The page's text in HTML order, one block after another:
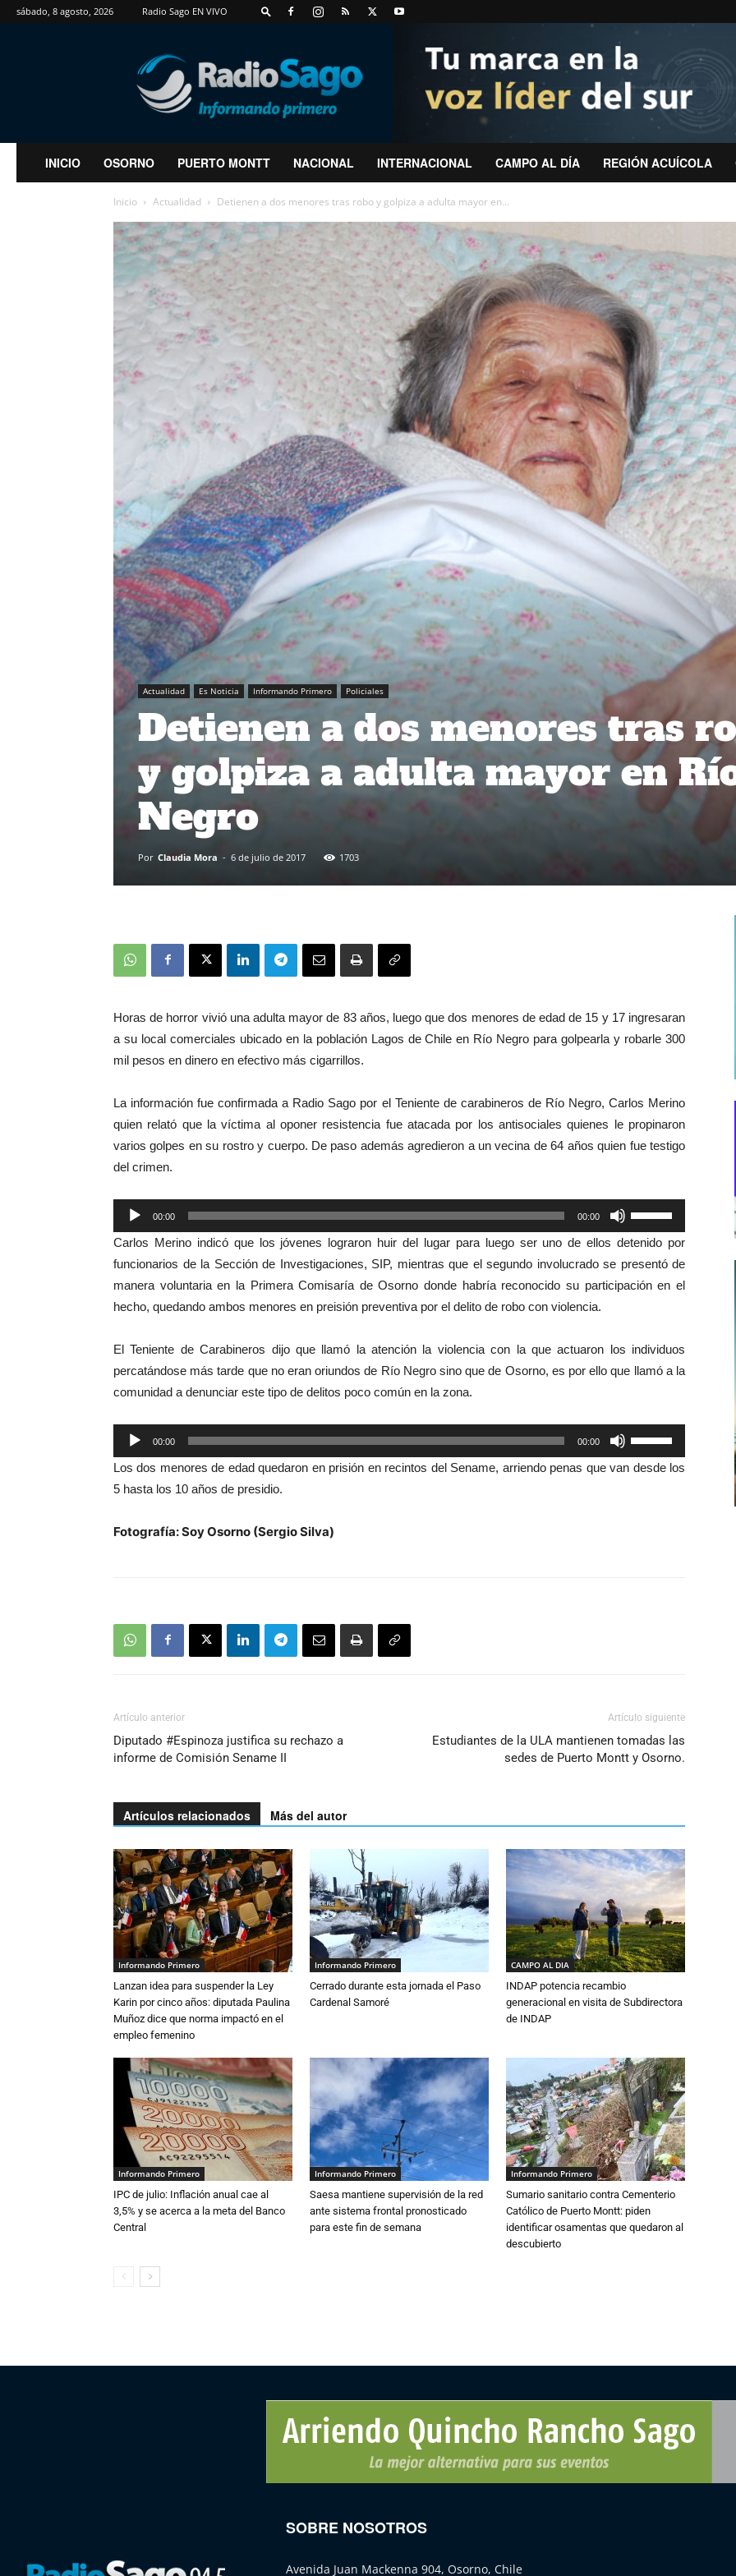
sábado, 8 agosto, 2026 Radio Sago EN VIVO
RadioSago
INICIO OSORNO PUERTO MONTT NACIONAL INTERNACIONAL CAMPO AL DÍA REGIÓN ACUÍCOLA
Inicio Actualidad Detienen a dos menores tras robo y golpiza a adulta mayor en...
Actualidad Es Noticia Informando Primero Policiales
Detienen a dos menores tras
y golpiza a adulta mayor en
Negro
Por Claudia Mora - 6 de julio de 2017 1703
Horas de horror vivió una adulta mayor de 83 años, luego que dos menores de edad de 15 y 17 ingresaran
a su local comerciales ubicado en la población Lagos de Chile en Río Negro para golpearla y robarle 300
mil pesos en dinero en efectivo más cigarrillos.
La información fue confirmada a Radio Sago por el Teniente de carabineros de Río Negro, Carlos Merino
quien relató que la víctima al oponer resistencia fue atacada por los antisociales quienes le propinaron
varios golpes en su rostro y cuerpo. De paso además agredieron a un vecina de 64 años quien fue testigo
del crimen.
Reproductor
de
audio
00:00 00:00
las
teclas
de
flecha
aumentar
o
el
volumen.
Carlos Merino indicó que los jóvenes lograron huir del lugar para luego ser uno de ellos detenido por
funcionarios de la Sección de Investigaciones, SIP, mientras que el segundo involucrado se presentó de
manera voluntaria en la Primera Comisaría de Osorno donde habría reconocido su participación en el
hecho, quedando ambos menores en preisión preventiva por el delito de robo con violencia.
El Teniente de Carabineros dijo que llamó la atención la violencia con la que actuaron los individuos
percatándose más tarde que no eran oriundos de Río Negro sino que de Osorno, es por ello que llamó a la
comunidad a denunciar este tipo de delitos poco común en la zona.
Reproductor
de
audio
00:00 00:00
las
teclas
Los dos menores de edad quedaron en prisión en recintos del Sename, arriendo penas que van desde los
5 hasta los 10 años de presidio.
Fotografía: Soy Osorno (Sergio Silva)
Artículo anterior
Diputado #Espinoza justifica su rechazo a
informe de Comisión Sename II
Artículo siguiente
Estudiantes de la ULA mantienen tomadas las
sedes de Puerto Montt y Osorno.
Artículos relacionados Más del autor
Informando Primero
Lanzan idea para suspender la Ley
Karin por cinco años: diputada Paulina
Muñoz dice que norma impactó en el
empleo femenino
Informando Primero
Cerrado durante esta jornada el Paso
Cardenal Samoré
CAMPO AL DIA
INDAP potencia recambio
generacional en visita de Subdirectora
de INDAP
Informando Primero
IPC de julio: Inflación anual cae al
3,5% y se acerca a la meta del Banco
Central
Informando Primero
Saesa mantiene supervisión de la red
ante sistema frontal pronosticado
para este fin de semana
Informando Primero
Sumario sanitario contra Cementerio
Católico de Puerto Montt: piden
identificar osamentas que quedaron al
descubierto
SOBRE NOSOTROS
Avenida Juan Mackenna 904, Osorno, Chile